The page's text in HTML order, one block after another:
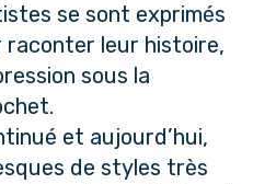
se sont exprimés
raconter leur histoire,
sous la
et aujourd’hui,
de styles très